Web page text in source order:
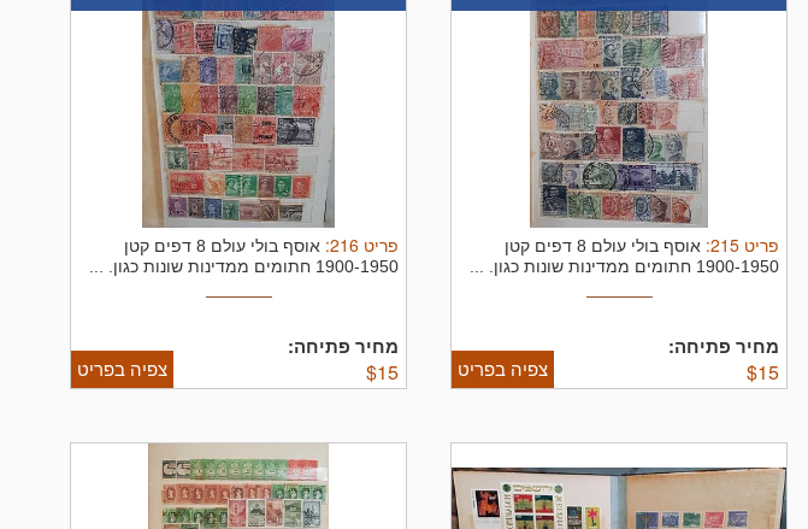
פריט 215
:
אוסף בולי עולם 8 דפים קטן
1900-1950 חתומים ממדינות שונות כגון. ...
מחיר פתיחה:
$15 צפיה בפריט
פריט 216
:
אוסף בולי עולם 8 דפים קטן
1900-1950 חתומים ממדינות שונות כגון. ...
מחיר פתיחה:
$15 צפיה בפריט